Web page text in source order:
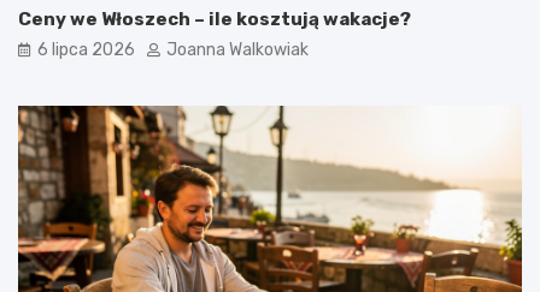
Ceny we Włoszech – ile kosztują wakacje?
6 lipca 2026 Joanna Walkowiak